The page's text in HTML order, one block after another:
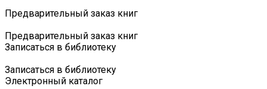
Предварительный заказ книг
Предварительный заказ книг
Записаться в библиотеку
Записаться в библиотеку
Электронный каталог